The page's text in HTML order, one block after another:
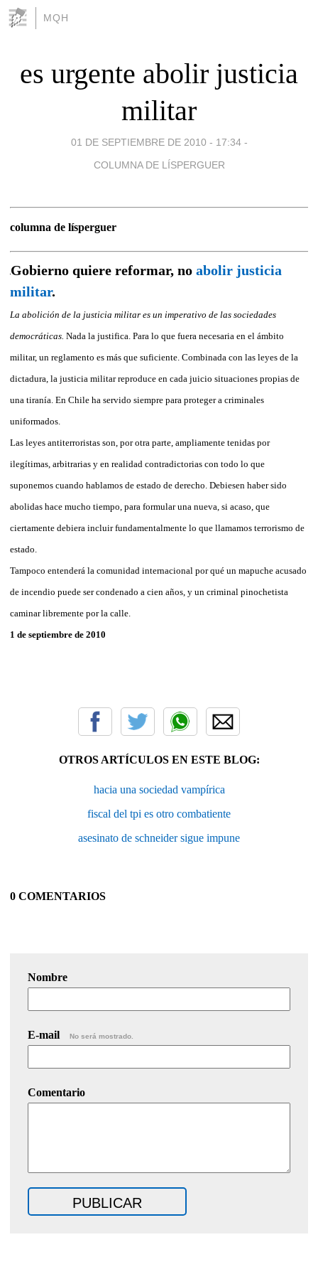
MQH
es urgente abolir justicia
militar
01 DE SEPTIEMBRE DE 2010 - 17:34 -
COLUMNA DE LÍSPERGUER
columna de lísperguer
Gobierno quiere reformar, no abolir justicia
militar.
La abolición de la justicia militar es un imperativo de las sociedades
democráticas. Nada la justifica. Para lo que fuera necesaria en el ámbito
militar, un reglamento es más que suficiente. Combinada con las leyes de la
dictadura, la justicia militar reproduce en cada juicio situaciones propias de
una tiranía. En Chile ha servido siempre para proteger a criminales
uniformados.
Las leyes antiterroristas son, por otra parte, ampliamente tenidas por
ilegítimas, arbitrarias y en realidad contradictorias con todo lo que
suponemos cuando hablamos de estado de derecho. Debiesen haber sido
abolidas hace mucho tiempo, para formular una nueva, si acaso, que
ciertamente debiera incluir fundamentalmente lo que llamamos terrorismo de
estado.
Tampoco entenderá la comunidad internacional por qué un mapuche acusado
de incendio puede ser condenado a cien años, y un criminal pinochetista
caminar libremente por la calle.
1 de septiembre de 2010
OTROS ARTÍCULOS EN ESTE BLOG:
hacia una sociedad vampírica
fiscal del tpi es otro combatiente
asesinato de schneider sigue impune
0 COMENTARIOS
Nombre
E-mail No será mostrado.
Comentario